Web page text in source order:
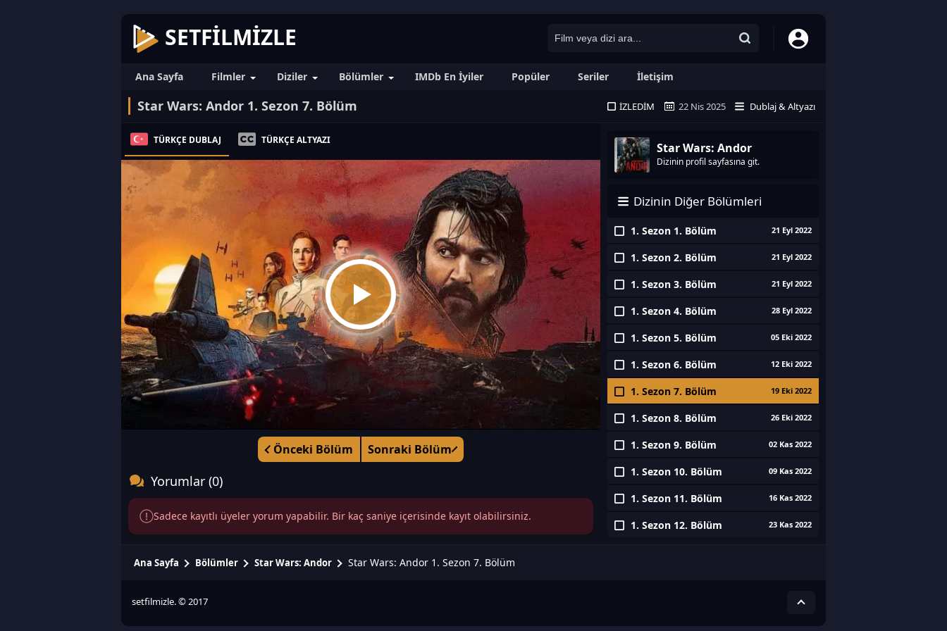
SETFILMIZLE
Ana Sayfa Filmler Diziler Bölümler IMDb En İyiler Popüler Seriler İletişim
Star Wars: Andor 1. Sezon 7. Bölüm İZLEDIM 22 Nis 2025 Dublaj & Altyazı
TÜRKÇE DUBLAJ TÜRKÇE ALTYAZI
Önceki Bölüm Sonraki Bölüm
Star Wars: Andor
Dizinin profil sayfasına git.
Dizinin Diğer Bölümleri
1. Sezon 1. Bölüm 21 Eyl 2022
1. Sezon 2. Bölüm 21 Eyl 2022
1. Sezon 3. Bölüm 21 Eyl 2022
1. Sezon 4. Bölüm 28 Eyl 2022
1. Sezon 5. Bölüm 05 Eki 2022
1. Sezon 6. Bölüm 12 Eki 2022
1. Sezon 7. Bölüm 19 Eki 2022
1. Sezon 8. Bölüm 26 Eki 2022
1. Sezon 9. Bölüm 02 Kas 2022
1. Sezon 10. Bölüm 09 Kas 2022
1. Sezon 11. Bölüm 16 Kas 2022
1. Sezon 12. Bölüm 23 Kas 2022
Yorumlar (0)
Sadece kayıtlı üyeler yorum yapabilir. Bir kaç saniye içerisinde kayıt olabilirsiniz.
Ana Sayfa Bölümler Star Wars: Andor Star Wars: Andor 1. Sezon 7. Bölüm
setfilmizle. © 2017